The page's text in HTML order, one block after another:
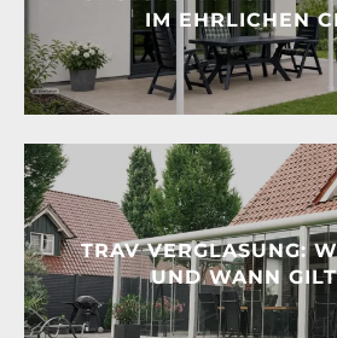
IM EHRLICHEN
TRAV VERGLASUNG:
UND WANN